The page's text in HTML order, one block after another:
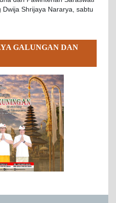
Shrijaya Nararya, sabtu
GALUNGAN DAN